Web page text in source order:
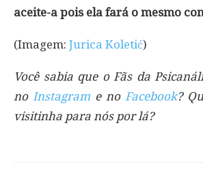
aceite-a pois ela fará o mesmo
(Imagem: Jurica Koletić)
Você sabia que o Fãs da
no Instagrame no Facebook?
visitinha para nós por lá?